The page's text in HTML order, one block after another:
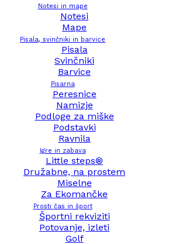
Notesi in mape
Notesi
Mape
Pisala, svinčniki in barvice
Pisala
Svinčniki
Barvice
Pisarna
Peresnice
Namizje
Podloge za miške
Podstavki
Ravnila
Igre in zabava
Little steps®
Družabne, na prostem
Miselne
Za Ekomančke
Prosti čas in šport
Športni rekviziti
Potovanje, izleti
Golf